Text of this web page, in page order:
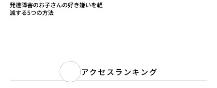
発達障害のお子さんの好き嫌いを軽
減する5つの方法
アクセスランキング